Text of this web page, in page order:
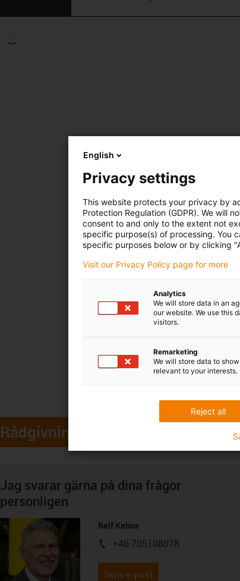
Rådgivning
Jag svarar gärna på dina frågor
personligen
Ralf Kabus
igus-icon-phone
+46 705108078
Skriv e-post
English
Privacy settings
This website protects your privacy by
Protection Regulation (GDPR). We will
consent to and only to the extent not
specific purpose(s) of processing. You
specific purposes below or by clicking
Visit our Privacy Policy page for more
Analytics
We will store data in an
our website. We use this
visitors.
Remarketing
We will store data to
relevant to your interests.
Reject all